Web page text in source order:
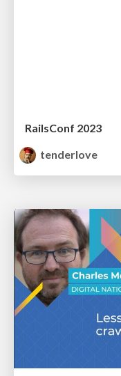
RailsConf 2023
tenderlove